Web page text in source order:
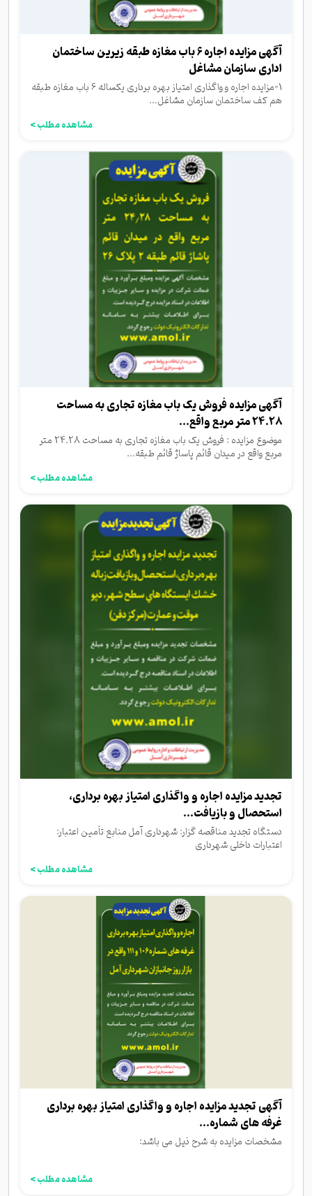
آگهی مزایده اجاره 6 باب مغازه طبقه زیرین ساختمان
اداری سازمان مشاغل
1-مزایده اجاره و واگذاری امتیاز بهره برداری یکساله 6 باب مغازه طبقه
هم کف ساختمان سازمان مشاغل...
مشاهده مطلب >
آگهی مزایده فروش یک باب مغازه تجاری به مساحت
24.28 متر مربع واقع...
موضوع مزایده : فروش یک باب مغازه تجاری به مساحت 24.28 متر
مربع واقع در میدان قائم پاساژ قائم طبقه...
مشاهده مطلب >
تجدید مزایده اجاره و واگذاری امتیاز بهره برداری،
استحصال و بازیافت...
دستگاه تجدید مناقصه گزار: شهرداری آمل منابع تأمین اعتبار:
اعتبارات داخلی شهرداری
مشاهده مطلب >
آگهی تجدید مزایده اجاره و واگذاری امتیاز بهره برداری
غرفه های شماره...
مشخصات مزایده به شرح ذیل می باشد:
مشاهده مطلب >